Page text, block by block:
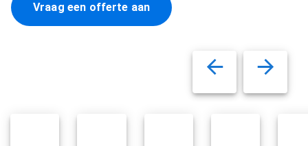
Vraag een offerte aan